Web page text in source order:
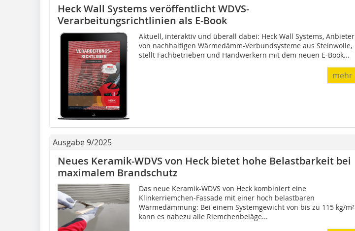
Heck Wall Systems veröffentlicht WDVS-
Verarbeitungsrichtlinien als E-Book
Aktuell, interaktiv und überall dabei: Heck Wall Systems, Anbieter
von nachhaltigen Wärmedämm-Verbundsysteme aus Steinwolle,
stellt Fachbetrieben und Handwerkern mit dem neuen E-Book...
mehr
Ausgabe 9/2025
Neues Keramik-WDVS von Heck bietet hohe Belastbarkeit bei
maximalem Brandschutz
Das neue Keramik-WDVS von Heck kombiniert eine
Klinkerriemchen-Fassade mit einer hoch belastbaren
Wärmedämmung: Bei einem Systemgewicht von bis zu 115 kg/m²
kann es nahezu alle Riemchenbeläge...